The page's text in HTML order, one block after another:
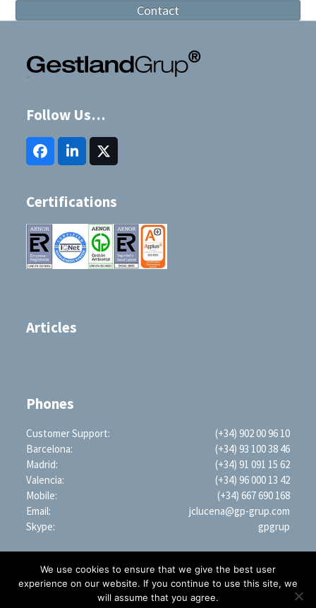
Contact
Follow Us…
FacebookLinkedInTwitter
(deprecated)
Certifications
Articles
Phones
Customer Support:
(+34) 902 00 96 10
Barcelona:
(+34) 93 100 38 46
Madrid:
(+34) 91 091 15 62
Valencia:
(+34) 96 000 13 42
Mobile:
(+34) 667 690 168
Email:
jclucena@gp-grup.com
Skype:
gpgrup
PROFESSIONAL SEARCH ENGINE WORLDWIDE (LLC)
We use cookies to ensure that we give the best user
experience on our website. If you continue to use this site, we
will assume that you agree.